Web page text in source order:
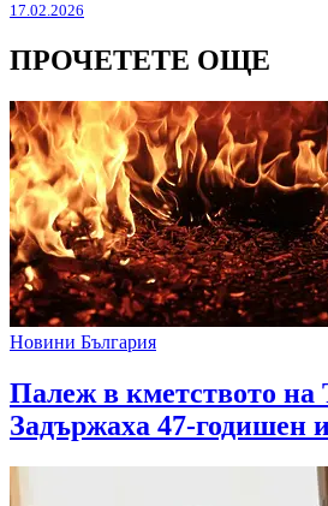
17.02.2026
ПРОЧЕТЕТЕ ОЩЕ
Новини България
Палеж в кметството на
Задържаха 47-годишен